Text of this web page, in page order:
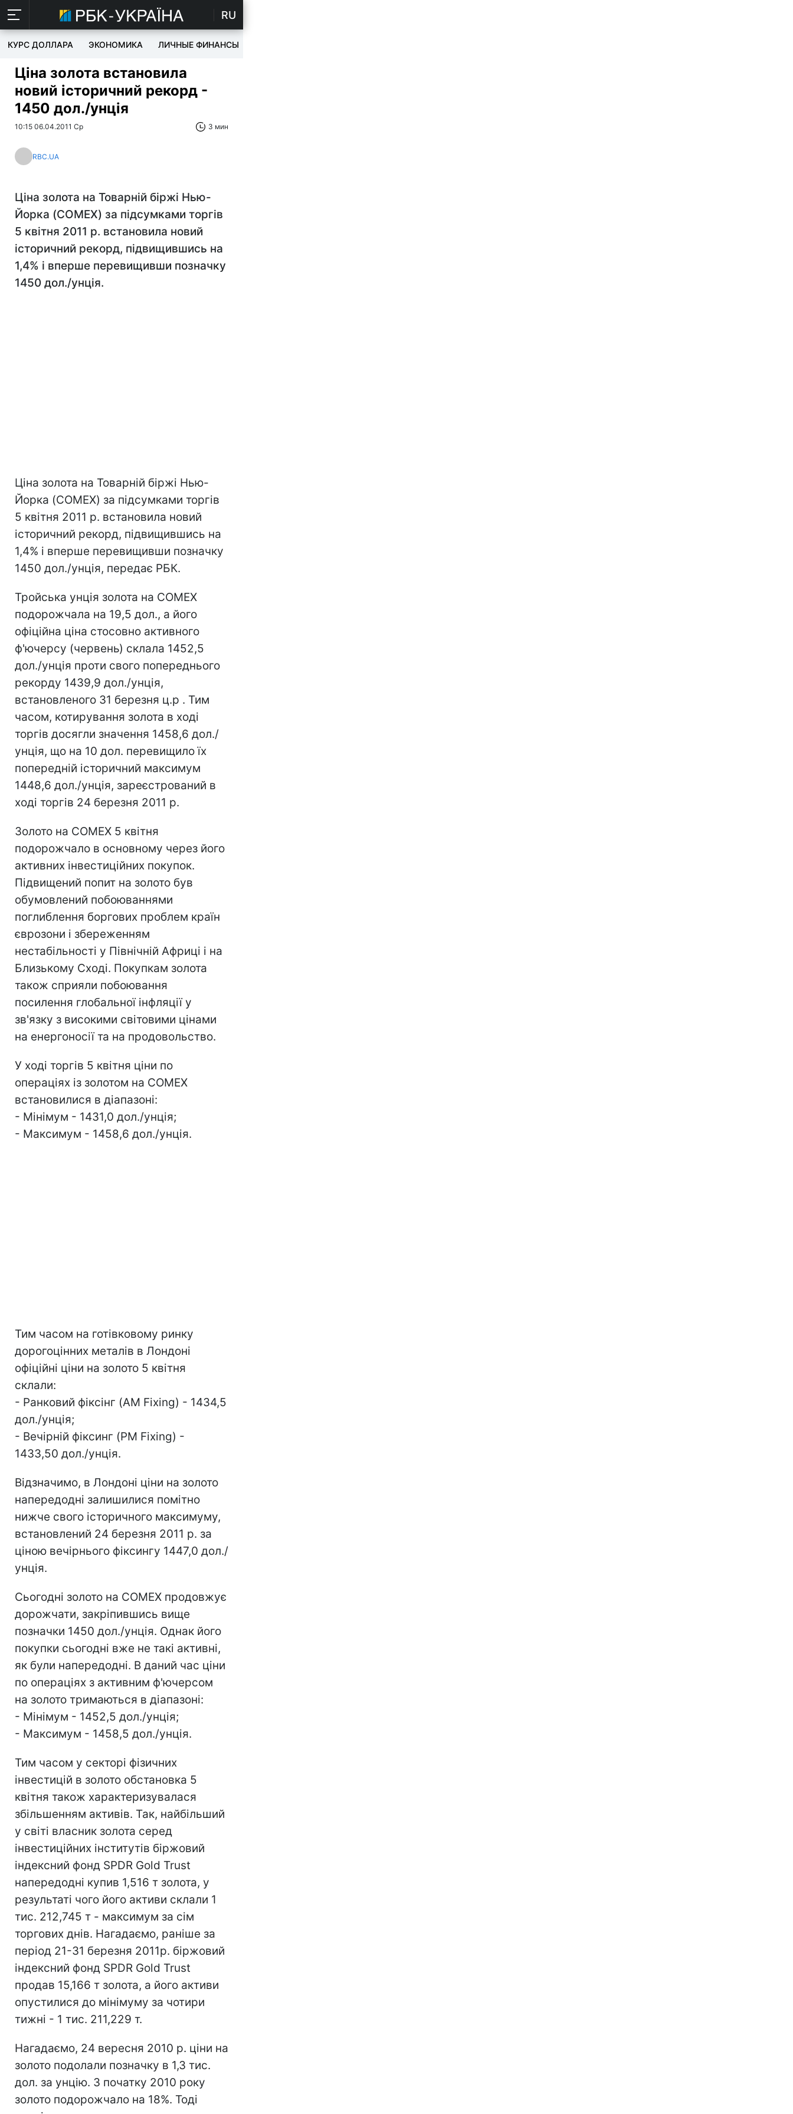
RU
КУРС ДОЛЛАРА ЭКОНОМИКА ЛИЧНЫЕ ФИНАНСЫ
Ціна золота встановила
новий історичний рекорд -
1450 дол./унція
10:15 06.04.2011 Ср 3 мин
RBC.UA
Ціна золота на Товарній біржі Нью-
Йорка (COMEX) за підсумками торгів
5 квітня 2011 р. встановила новий
історичний рекорд, підвищившись на
1,4% і вперше перевищивши позначку
1450 дол./унція.
Ціна золота на Товарній біржі Нью-
Йорка (COMEX) за підсумками торгів
5 квітня 2011 р. встановила новий
історичний рекорд, підвищившись на
1,4% і вперше перевищивши позначку
1450 дол./унція, передає РБК.
Тройська унція золота на COMEX
подорожчала на 19,5 дол., а його
офіційна ціна стосовно активного
ф'ючерсу (червень) склала 1452,5
дол./унція проти свого попереднього
рекорду 1439,9 дол./унція,
встановленого 31 березня ц.р . Тим
часом, котирування золота в ході
торгів досягли значення 1458,6 дол./
унція, що на 10 дол. перевищило їх
попередній історичний максимум
1448,6 дол./унція, зареєстрований в
ході торгів 24 березня 2011 р.
Золото на COMEX 5 квітня
подорожчало в основному через його
активних інвестиційних покупок.
Підвищений попит на золото був
обумовлений побоюваннями
поглиблення боргових проблем країн
єврозони і збереженням
нестабільності у Північній Африці і на
Близькому Сході. Покупкам золота
також сприяли побоювання
посилення глобальної інфляції у
зв'язку з високими світовими цінами
на енергоносії та на продовольство.
У ході торгів 5 квітня ціни по
операціях із золотом на COMEX
встановилися в діапазоні:
- Мінімум - 1431,0 дол./унція;
- Максимум - 1458,6 дол./унція.
Тим часом на готівковому ринку
дорогоцінних металів в Лондоні
офіційні ціни на золото 5 квітня
склали:
- Ранковий фіксінг (AM Fixing) - 1434,5
дол./унція;
- Вечірній фіксинг (PM Fixing) -
1433,50 дол./унція.
Відзначимо, в Лондоні ціни на золото
напередодні залишилися помітно
нижче свого історичного максимуму,
встановлений 24 березня 2011 р. за
ціною вечірнього фіксингу 1447,0 дол./
унція.
Сьогодні золото на COMEX продовжує
дорожчати, закріпившись вище
позначки 1450 дол./унція. Однак його
покупки сьогодні вже не такі активні,
як були напередодні. В даний час ціни
по операціях з активним ф'ючерсом
на золото тримаються в діапазоні:
- Мінімум - 1452,5 дол./унція;
- Максимум - 1458,5 дол./унція.
Тим часом у секторі фізичних
інвестицій в золото обстановка 5
квітня також характеризувалася
збільшенням активів. Так, найбільший
у світі власник золота серед
інвестиційних інститутів біржовий
індексний фонд SPDR Gold Trust
напередодні купив 1,516 т золота, у
результаті чого його активи склали 1
тис. 212,745 т - максимум за сім
торгових днів. Нагадаємо, раніше за
період 21-31 березня 2011р. біржовий
індексний фонд SPDR Gold Trust
продав 15,166 т золота, а його активи
опустилися до мінімуму за чотири
тижні - 1 тис. 211,229 т.
Нагадаємо, 24 вересня 2010 р. ціни на
золото подолали позначку в 1,3 тис.
дол. за унцію. З початку 2010 року
золото подорожчало на 18%. Тоді